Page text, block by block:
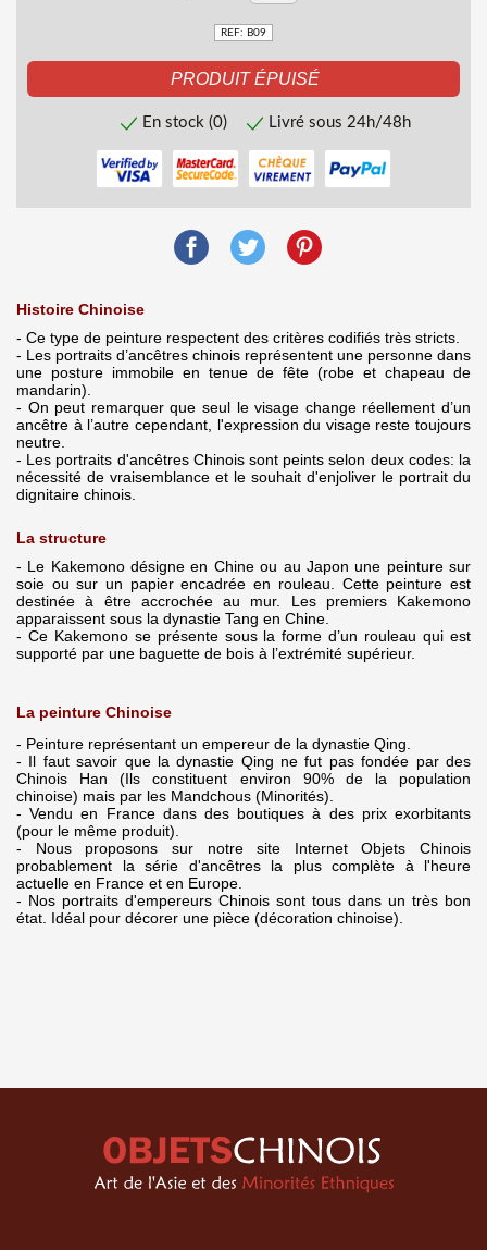
REF: B09
En stock (0) Livré sous 24h/48h
Histoire Chinoise
- Ce type de peinture respectent des critères codifiés très stricts.
- Les portraits d’ancêtres chinois représentent une personne dans
une posture immobile en tenue de fête (robe et chapeau de
mandarin).
- On peut remarquer que seul le visage change réellement d’un
ancêtre à l’autre cependant, l'expression du visage reste toujours
neutre.
- Les portraits d'ancêtres Chinois sont peints selon deux codes: la
nécessité de vraisemblance et le souhait d'enjoliver le portrait du
dignitaire chinois.
La structure
- Le Kakemono désigne en Chine ou au Japon une peinture sur
soie ou sur un papier encadrée en rouleau. Cette peinture est
destinée à être accrochée au mur. Les premiers Kakemono
apparaissent sous la dynastie Tang en Chine.
- Ce Kakemono se présente sous la forme d’un rouleau qui est
supporté par une baguette de bois à l’extrémité supérieur.
La peinture Chinoise
- Peinture représentant un empereur de la dynastie Qing.
- Il faut savoir que la dynastie Qing ne fut pas fondée par des
Chinois Han (Ils constituent environ 90% de la population
chinoise) mais par les Mandchous (Minorités).
- Vendu en France dans des boutiques à des prix exorbitants
(pour le même produit).
- Nous proposons sur notre site Internet Objets Chinois
probablement la série d'ancêtres la plus complète à l'heure
actuelle en France et en Europe.
- Nos portraits d'empereurs Chinois sont tous dans un très bon
état. Idéal pour décorer une pièce (décoration chinoise).